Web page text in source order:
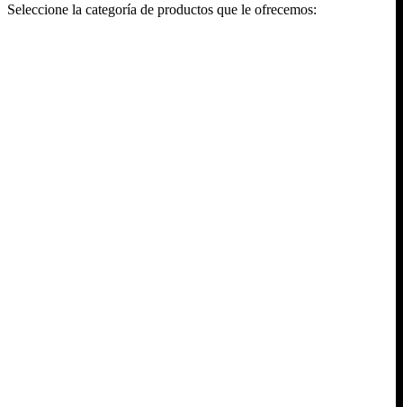
Seleccione la categoría de productos que le ofrecemos: